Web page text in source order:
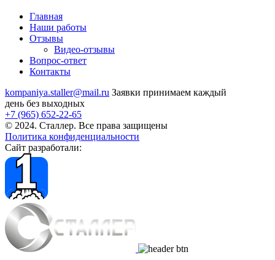
Главная
Наши работы
Отзывы
Видео-отзывы
Вопрос-ответ
Контакты
kompaniya.staller@mail.ru Заявки принимаем каждый
день без выходных
+7 (965) 652-22-65
© 2024. Сталлер. Все права защищены
Политика конфиденциальности
Сайт разработали: